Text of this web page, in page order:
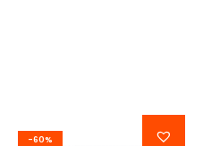
-60%